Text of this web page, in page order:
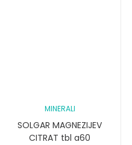
MINERALI
SOLGAR MAGNEZIJEV
CITRAT tbl a60